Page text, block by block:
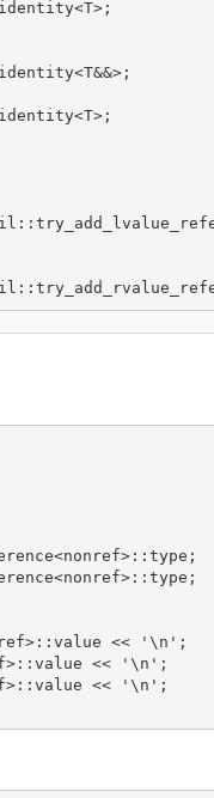
<T>;
<T&&>;
<T>;
::
::
<nonref>:: type ;
<nonref>:: type ;
>:: value << ' \n ' ;
>:: value << ' \n ' ;
>:: value << ' \n ' ;